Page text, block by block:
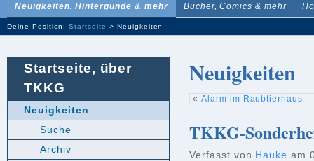
Neuigkeiten, Hintergünde & mehr Bücher, Comics & mehr
Deine Position:Startseite > Neuigkeiten
Neuigkeiten
« Alarm im Raubtierhaus
TKKG-
Verfasst von Hauke am
Startseite, über
TKKG
Neuigkeiten
Suche
Archiv